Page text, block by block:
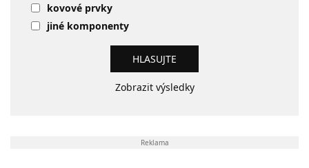
kovové prvky
jiné komponenty
Zobrazit výsledky
Reklama